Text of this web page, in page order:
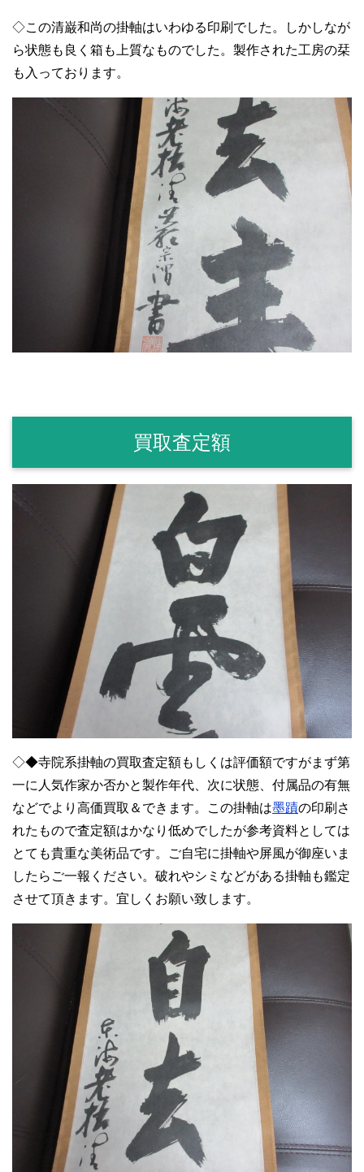
◇この清巌和尚の掛軸はいわゆる印刷でした。しかしなが
ら状態も良く箱も上質なものでした。製作された工房の栞
も入っております。
買取査定額
◇◆寺院系掛軸の買取査定額もしくは評価額ですがまず第
一に人気作家か否かと製作年代、次に状態、付属品の有無
などでより高価買取＆できます。この掛軸は墨蹟の印刷さ
れたもので査定額はかなり低めでしたが参考資料としては
とても貴重な美術品です。ご自宅に掛軸や屏風が御座いま
したらご一報ください。破れやシミなどがある掛軸も鑑定
させて頂きます。宜しくお願い致します。